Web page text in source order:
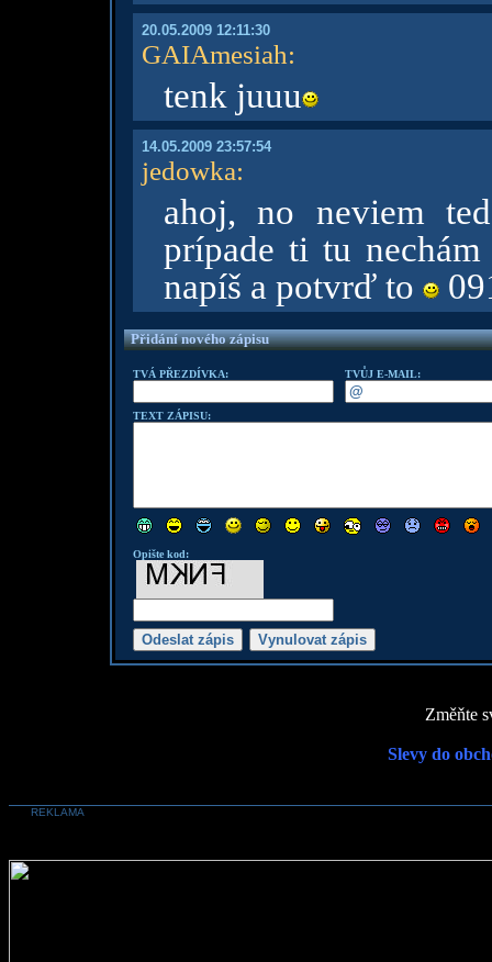
20.05.2009 12:11:30
GAIAmesiah:
tenk juuu
14.05.2009 23:57:54
jedowka:
ahoj, no neviem
prípade ti tu
napíš a potvrď to
Přidání nového zápisu
TVÁ PŘEZDÍVKA: TVŮJ E-MAIL:
TEXT ZÁPISU:
Opište kod:
Změňte
Slevy do
REKLAMA